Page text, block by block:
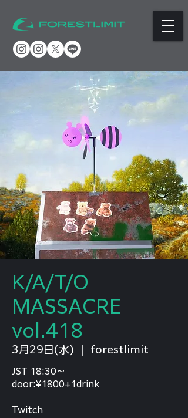
K/A/T/O
MASSACRE
vol.418
3月29日(水) forestlimit
JST 18:30～
door:¥1800+1drink
Twitch